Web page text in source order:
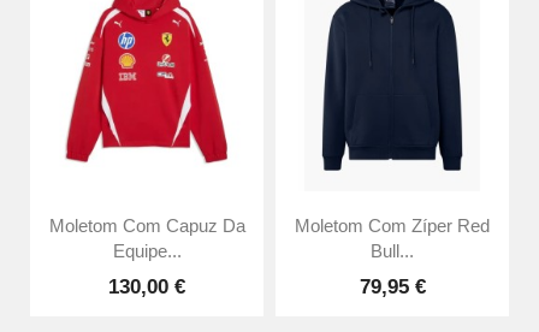
Moletom Com Capuz Da
Equipe...
130,00 €
Moletom Com Zíper Red
Bull...
79,95 €